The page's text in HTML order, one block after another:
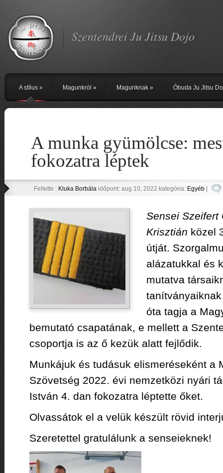
Szentendrei Ju Jitsu Dojo
A stílus» Magunkról » Magunknak» Óbuda Ju Jitsu
A munka gyümölcse:
fokozatra léptek
Feltette : Kluka Borbálaidőpont: aug 10, 2022 kategória: Egyéb|
Sensei Szeifert
Krisztián közel
útját.
alázatukkal és
mutatva
óta tagja a
bemutató csapatának, e mellett a
csoportja is az ő kezük alatt fejlődik.
Munkájuk és tudásuk elismeréseként a
Szövetség 2022. évi nemzetközi nyári
István 4. dan fokozatra léptette őket.
Olvassátok el a velük készült rövid
Szeretettel gratulálunk a senseieknek!